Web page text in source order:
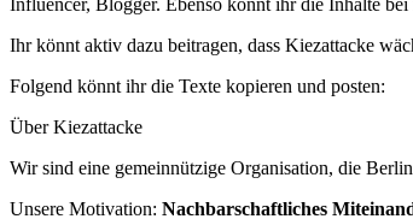
Ihr könnt aktiv dazu beitragen, dass Kiezattacke
Folgend könnt ihr die Texte kopieren und posten:
Über Kiezattacke
Wir sind eine gemeinnützige Organisation, die
Unsere Motivation: Nachbarschaftliches